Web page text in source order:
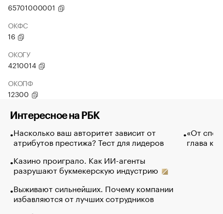
65701000001
ОКФС
16
ОКОГУ
4210014
ОКОПФ
12300
Интересное на РБК
Насколько ваш авторитет зависит от
атрибутов престижа? Тест для лидеров
Казино проиграло. Как ИИ-агенты
разрушают букмекерскую индустрию
Выживают сильнейших. Почему компании
избавляются от лучших сотрудников
«От
глава